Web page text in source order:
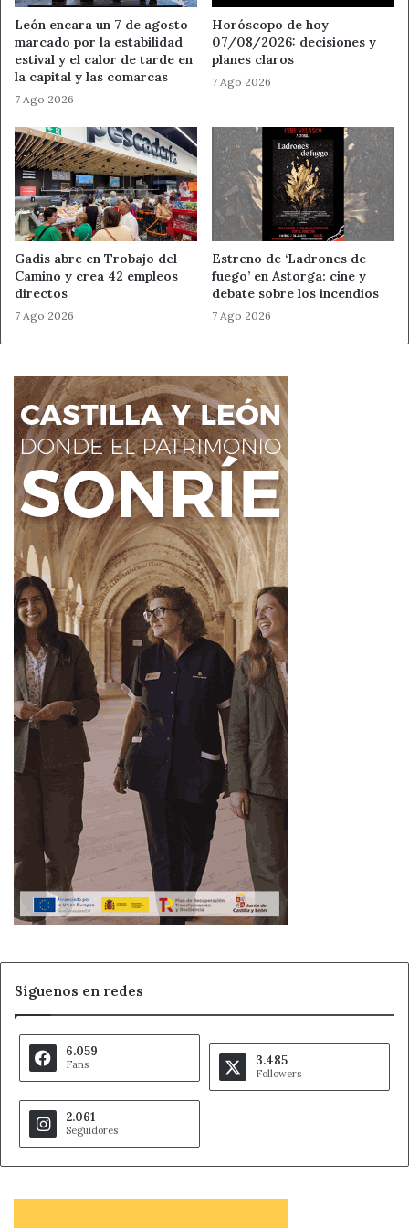
León encara un 7 de agosto
marcado por la estabilidad
estival y el calor de tarde en
la capital y las comarcas
7 Ago 2026
Horóscopo de hoy
07/08/2026: decisiones y
planes claros
7 Ago 2026
Gadis abre en Trobajo del
Camino y crea 42 empleos
directos
7 Ago 2026
Estreno de ‘Ladrones de
fuego’ en Astorga: cine y
debate sobre los incendios
7 Ago 2026
Síguenos en redes
6.059
Fans 3.485
Followers
2.061
Seguidores